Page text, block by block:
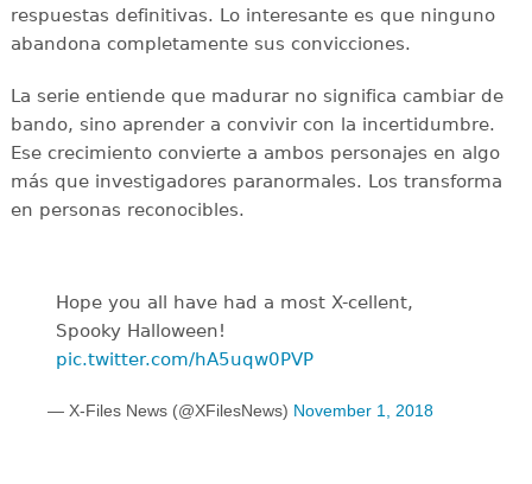
respuestas definitivas. Lo interesante es que ninguno
abandona completamente sus convicciones.
La serie entiende que madurar no significa cambiar de
bando, sino aprender a convivir con la incertidumbre.
Ese crecimiento convierte a ambos personajes en algo
más que investigadores paranormales. Los transforma
en personas reconocibles.
Hope you all have had a most X-cellent,
Spooky Halloween!
pic.twitter.com/hA5uqw0PVP
— X-Files News (@XFilesNews) November 1, 2018